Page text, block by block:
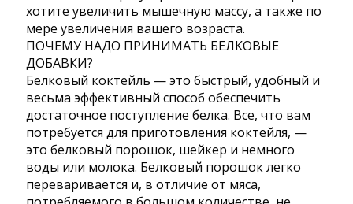
хотите увеличить мышечную массу, а также по
мере увеличения вашего возраста.
ПОЧЕМУ НАДО ПРИНИМАТЬ БЕЛКОВЫЕ
ДОБАВКИ?
Белковый коктейль — это быстрый, удобный и
весьма эффективный способ обеспечить
достаточное поступление белка. Все, что вам
потребуется для приготовления коктейля, —
это белковый порошок, шейкер и немного
воды или молока. Белковый порошок легко
переваривается и, в отличие от мяса,